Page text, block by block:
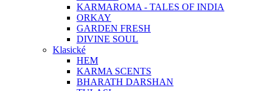
KARMAROMA - TALES OF INDIA
ORKAY
GARDEN FRESH
DIVINE SOUL
Klasické
HEM
KARMA SCENTS
BHARATH DARSHAN